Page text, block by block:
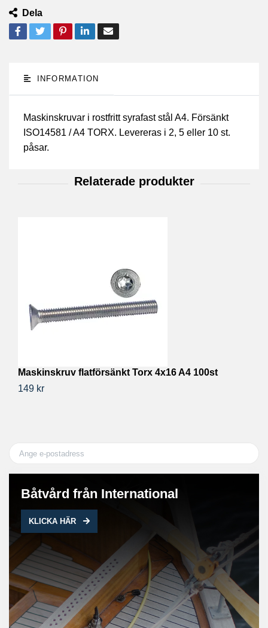
Båtvård från International
KLICKA HÄR
Dela
INFORMATION
Maskinskruvar i rostfritt syrafast stål A4. Försänkt
ISO14581 / A4 TORX. Levereras i 2, 5 eller 10 st.
påsar.
Maskinskruv flatförsänkt Torx 4x16 A4 100st
149 kr